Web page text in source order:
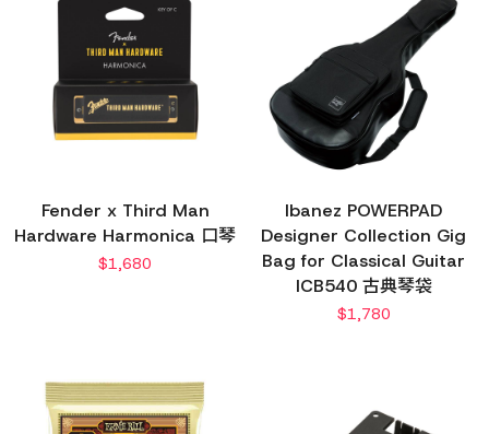
Fender x Third Man
Hardware Harmonica 口琴
$1,680
Ibanez POWERPAD
Designer Collection Gig
Bag for Classical Guitar
ICB540 古典琴袋
$1,780